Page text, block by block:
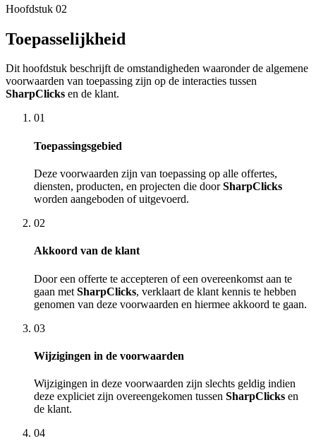
Hoofdstuk 02
Toepasselijkheid
Dit hoofdstuk beschrijft de omstandigheden waaronder de algemene
voorwaarden van toepassing zijn op de interacties tussen
SharpClicks en de klant.
01
Toepassingsgebied
Deze voorwaarden zijn van toepassing op alle offertes,
diensten, producten, en projecten die doorSharpClicks
worden aangeboden of uitgevoerd.
02
Akkoord van de klant
Door een offerte te accepteren of een overeenkomst aan te
gaan met SharpClicks, verklaart de klant kennis te hebben
genomen van deze voorwaarden en hiermee akkoord te gaan.
03
Wijzigingen in de voorwaarden
Wijzigingen in deze voorwaarden zijn slechts geldig indien
deze expliciet zijn overeengekomen tussen SharpClicks en
de klant.
04